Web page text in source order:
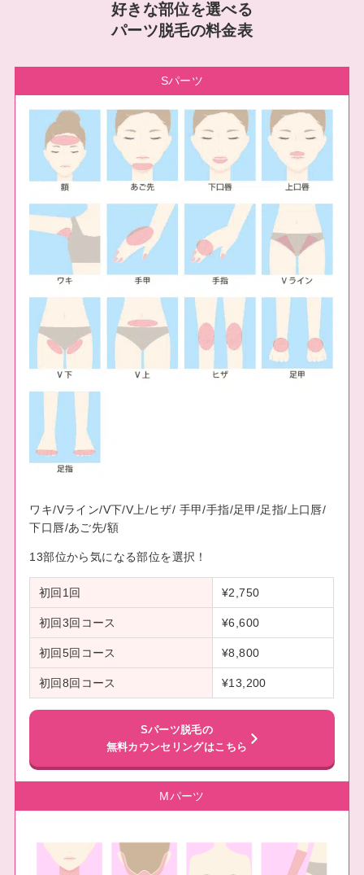
好きな部位を選べる
パーツ脱毛の料金表
Sパーツ
ワキ/Vライン/V下/V上/ヒザ/ 手甲/手指/足甲/足指/上口唇/
下口唇/あご先/額
13部位から気になる部位を選択！
初回1回 ¥2,750
初回3回コース ¥6,600
初回5回コース ¥8,800
初回8回コース ¥13,200
Sパーツ脱毛の
無料カウンセリングはこちら
Mパーツ